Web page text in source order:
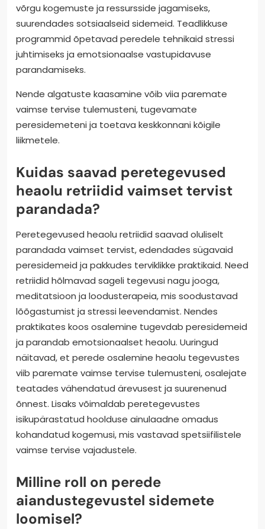
võrgu kogemuste ja ressursside jagamiseks,
suurendades sotsiaalseid sidemeid. Teadlikkuse
programmid õpetavad peredele tehnikaid stressi
juhtimiseks ja emotsionaalse vastupidavuse
parandamiseks.
Nende algatuste kaasamine võib viia paremate
vaimse tervise tulemusteni, tugevamate
peresidemeteni ja toetava keskkonnani kõigile
liikmetele.
Kuidas saavad peretegevused
heaolu retriidid vaimset tervist
parandada?
Peretegevused heaolu retriidid saavad oluliselt
parandada vaimset tervist, edendades sügavaid
peresidemeid ja pakkudes terviklikke praktikaid. Need
retriidid hõlmavad sageli tegevusi nagu jooga,
meditatsioon ja loodusterapeia, mis soodustavad
lõõgastumist ja stressi leevendamist. Nendes
praktikates koos osalemine tugevdab peresidemeid
ja parandab emotsionaalset heaolu. Uuringud
näitavad, et perede osalemine heaolu tegevustes
viib paremate vaimse tervise tulemusteni, osalejate
teatades vähendatud ärevusest ja suurenenud
õnnest. Lisaks võimaldab peretegevustes
isikupärastatud hoolduse ainulaadne omadus
kohandatud kogemusi, mis vastavad spetsiifilistele
vaimse tervise vajadustele.
Milline roll on perede
aiandustegevustel sidemete
loomisel?